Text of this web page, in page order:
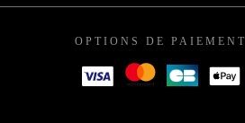
OPTIONS DE PAIEMENT